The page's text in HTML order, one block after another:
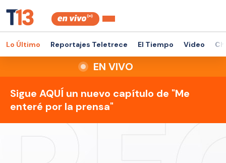
Lo Último Reportajes Teletrece El Tiempo Video
EN VIVO
Sigue AQUÍ un nuevo capítulo de "Me
enteré por la prensa"